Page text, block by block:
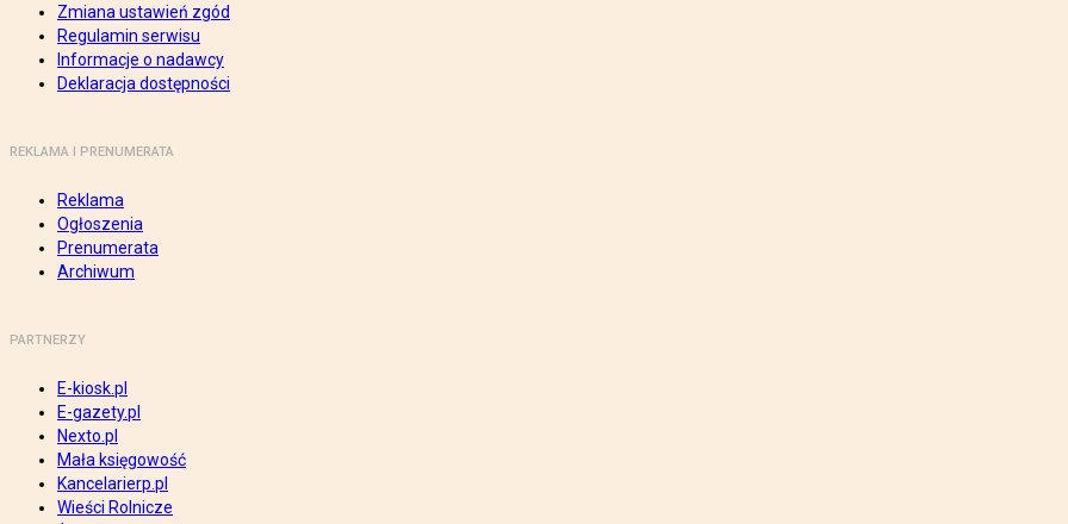
Zmiana ustawień zgód
Regulamin serwisu
Informacje o nadawcy
Deklaracja dostępności
REKLAMA I PRENUMERATA
Reklama
Ogłoszenia
Prenumerata
Archiwum
PARTNERZY
E-kiosk.pl
E-gazety.pl
Nexto.pl
Mała księgowość
Kancelarierp.pl
Wieści Rolnicze